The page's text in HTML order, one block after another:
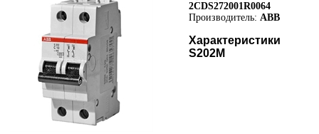
2CDS272001R0064
Производитель: ABB
Характеристики
S202M